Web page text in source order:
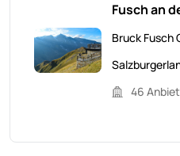
Fusch an
Bruck Fusch
46